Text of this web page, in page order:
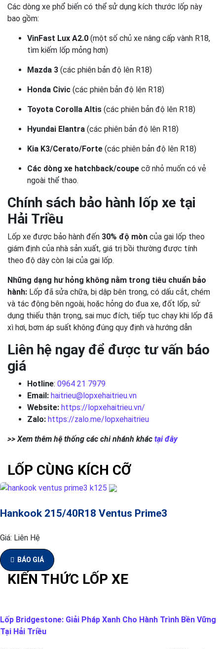
Các dòng xe phổ biến có thể sử dụng kích thước lốp này
bao gồm:
VinFast Lux A2.0 (một số chủ xe nâng cấp vành R18,
tìm kiếm lốp mỏng hơn)
Mazda 3 (các phiên bản độ lên R18)
Honda Civic (các phiên bản độ lên R18)
Toyota Corolla Altis (các phiên bản độ lên R18)
Hyundai Elantra (các phiên bản độ lên R18)
Kia K3/Cerato/Forte (các phiên bản độ lên R18)
Các dòng xe hatchback/coupe cỡ nhỏ muốn có vẻ
ngoài thể thao.
Chính sách bảo hành lốp xe tại
Hải Triều
Lốp xe được bảo hành đến 30% độ mòn của gai lốp theo
giám định của nhà sản xuất, giá trị bồi thường được tính
theo độ dày còn lại của gai lốp.
Những dạng hư hỏng không nằm trong tiêu chuẩn bảo
hành: Lốp đã sửa chữa, bị dập bên trong, có dấu cắt, chém
và tác động bên ngoài, hoặc hỏng do đua xe, đốt lốp, sử
dụng thiếu thận trọng, sai mục đích, tiếp tục chạy khi lốp đã
xì hơi, bơm áp suất không đúng quy định và hướng dẫn
Liên hệ ngay để được tư vấn báo
giá
Hotline: 0964 21 7979
Email: haitrieu@lopxehaitrieu.vn
Website: https://lopxehaitrieu.vn/
Zalo: https://zalo.me/lopxehaitrieu
>> Xem thêm hệ thống các chi nhánh khác tại đây
LỐP CÙNG KÍCH CỠ
Hankook 215/40R18 Ventus Prime3
Giá: Liên Hệ
BÁO GIÁ
KIẾN THỨC LỐP XE
Lốp Bridgestone: Giải Pháp Xanh Cho Hành Trình Bền Vững
Tại Hải Triều